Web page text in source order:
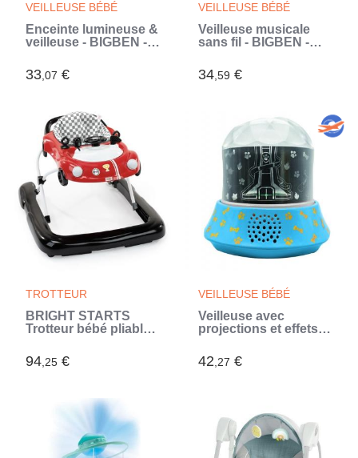
VEILLEUSE BÉBÉ
Enceinte lumineuse &
veilleuse - BIGBEN -
15W, Veilleuse
réglable, Minuterie,
33,07 €
VEILLEUSE BÉBÉ
Veilleuse musicale
sans fil - BIGBEN -
- 13 films - 8 mélodies
- Télécommande -
34,59 €
TROTTEUR
BRIGHT STARTS
Trotteur bébé pliable
3 modes de jeux
évolutifs, rouge,
94,25 €
VEILLEUSE BÉBÉ
Veilleuse avec
projections et effets
Patrouille (Bleu)
42,27 €